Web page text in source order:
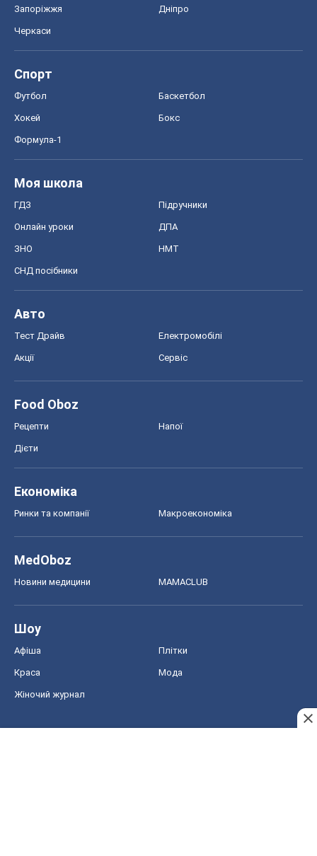
Запоріжжя Дніпро
Черкаси
Спорт
Футбол Баскетбол
Хокей Бокс
Формула-1
Моя школа
ГДЗ Підручники
Онлайн уроки ДПА
ЗНО НМТ
СНД посібники
Авто
Тест Драйв Електромобілі
Акції Сервіс
Food Oboz
Рецепти Напої
Дієти
Економіка
Ринки та компанії Макроекономіка
MedOboz
Новини медицини MAMACLUB
Шоу
Афіша Плітки
Краса Мода
Жіночий журнал